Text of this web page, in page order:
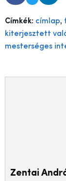
Címkék: címlap,
kiterjesztett
mesterséges
Zentai